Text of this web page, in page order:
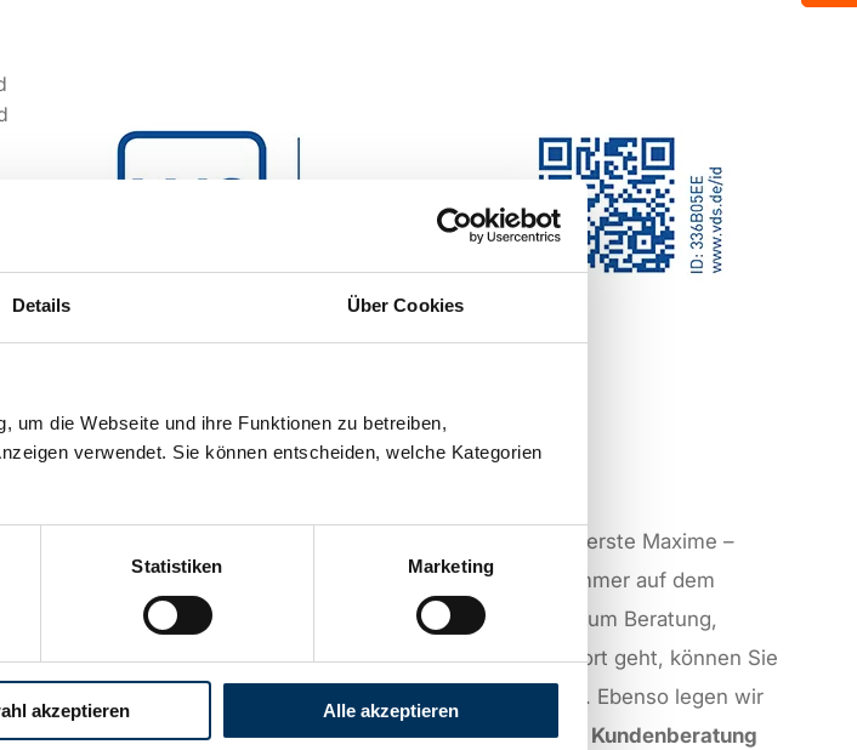
Details Über Cookies
um die Webseite und ihre Funktionen zu betreiben,
verwendet. Sie können entscheiden, welche Kategorien
Statistiken Marketing
akzeptieren Alle akzeptieren
ist unsere oberste Maxime –
Batterie-Lösungen von Battery-Kutter sind immer auf dem
neuesten Stand der Technik
. Auch wenn es um Beratung,
Installation, Wartung oder technischen Support geht, können Sie
vertrauen. Ebenso legen wir
großen Wert aufprofessionelle, individuelle Kundenberatung